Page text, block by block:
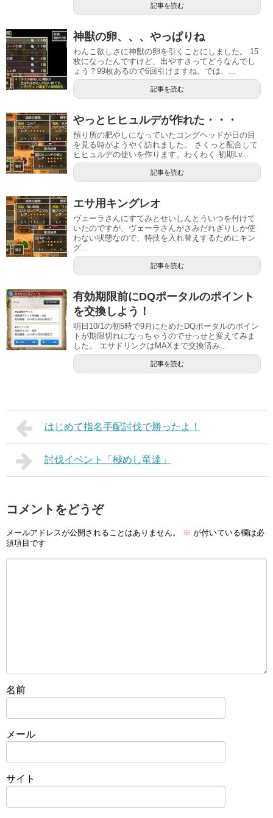
記事を読む
神獣の卵、、、やっぱりね
わんこ欲しさに神獣の卵を引くことにしました。 15
枚になったんですけど、出やすさってどうなんでし
ょう？99枚あるので6回引けますね。では、...
記事を読む
やっとヒヒュルデが作れた・・・
預り所の肥やしになっていたコングヘッドが日の目
を見る時がようやく訪れました。 さくっと配合して
ヒヒュルデの使いを作ります。わくわく 初期Lv...
記事を読む
エサ用キングレオ
ヴェーラさんにすてみとせいしんとういつを付けて
いたのですが、ヴェーラさんがさみだれぎりしか使
わない状態なので、特技を入れ替えするためにキン
グ...
記事を読む
有効期限前にDQポータルのポイント
を交換しよう！
明日10/1の朝5時で9月にためたDQポータルのポイン
トが期限切れになっちゃうのでせっせと変えてみま
した。 エサドリンクはMAXまで交換済み...
記事を読む
はじめて指名手配討伐で勝ったよ！
討伐イベント「極めし竜達」
コメントをどうぞ
メールアドレスが公開されることはありません。 ※ が付いている欄は必
須項目です
名前
メール
サイト